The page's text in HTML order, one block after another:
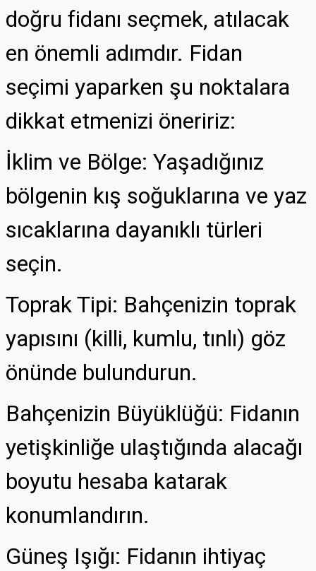
doğru fidanı seçmek, atılacak
en önemli adımdır. Fidan
seçimi yaparken şu noktalara
dikkat etmenizi öneririz:
İklim ve Bölge: Yaşadığınız
bölgenin kış soğuklarına ve yaz
sıcaklarına dayanıklı türleri
seçin.
Toprak Tipi: Bahçenizin toprak
yapısını (killi, kumlu, tınlı) göz
önünde bulundurun.
Bahçenizin Büyüklüğü: Fidanın
yetişkinliğe ulaştığında alacağı
boyutu hesaba katarak
konumlandırın.
Güneş Işığı: Fidanın ihtiyaç